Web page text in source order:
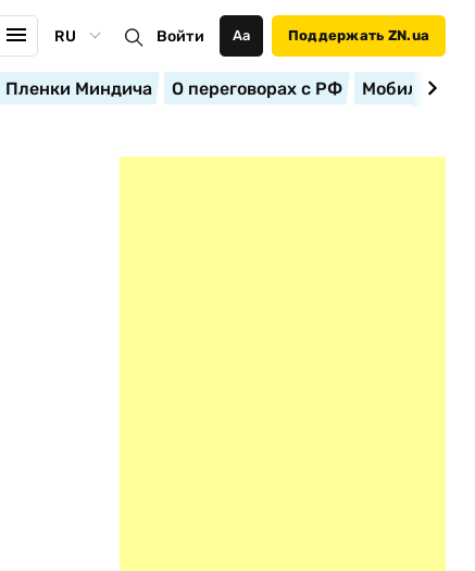
RU Войти Аа Поддержать ZN.ua
Пленки Миндича О переговорах с РФ